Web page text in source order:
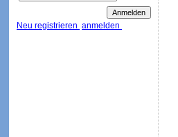
Neu registrieren anmelden